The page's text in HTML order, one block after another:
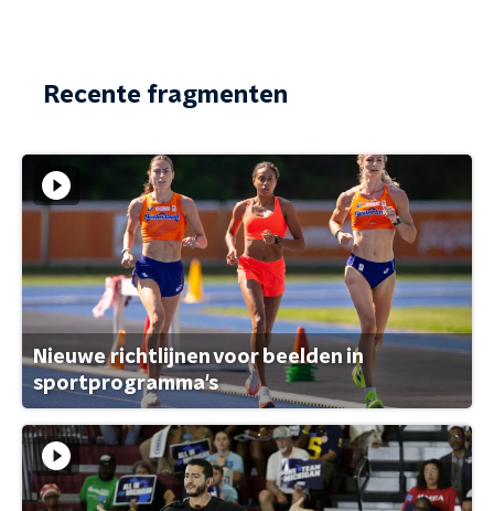
Recente fragmenten
Nieuwe richtlijnen voor beelden in
sportprogramma's